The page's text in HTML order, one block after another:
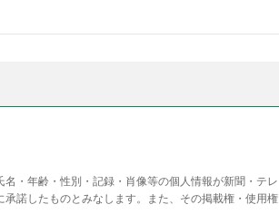
・年齢・性別・記録・肖像等の個人情報が新聞・テレ
諾したものとみなします。また、その掲載権・使用権